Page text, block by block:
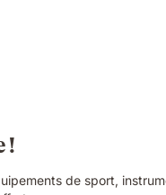
!
de sport,